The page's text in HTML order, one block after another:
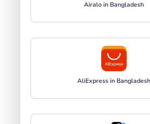
Airalo in Bangladesh
AliExpress in Bangladesh